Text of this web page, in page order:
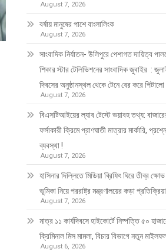
August 7, 2026
বর্ষায় মানুষের পাশে বাংলালিংক
August 7, 2026
সাংবাদিক নির্যাতন- উলিপুরে পেশাগত দায়িত্ব
শিকার স্টার টেলিভিশনের সাংবাদিক জুবাইর :
দিবসের অনুষ্ঠানস্থল থেকে টেনে বের করে
August 7, 2026
বিএসটিআইয়ের ল্যাব টেস্টে ভয়াবহ তথ্য: বাজারের
ফর্সাকারী ক্রিমে প্রাণঘাতী মাত্রার মার্কারি,
ব্যবস্থা !
August 7, 2026
হাসিনার দিল্লিতে মিডিয়া ব্রিফিং ঘিরে তীব্র
ভূমিকা নিয়ে পররাষ্ট্র মন্ত্রণালয়ের কড়া প্রতিক্রিয়া
August 7, 2026
মাত্র ১১ কার্যদিবসে হাইকোর্টে নিষ্পত্তি ৫০
ক্রিমিনাল মিস মামলা, বিচার বিভাগে নতুন
August 6, 2026